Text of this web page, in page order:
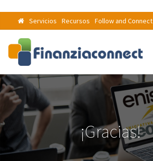
Servicios Recursos Follow and Connect
¡Gracias!